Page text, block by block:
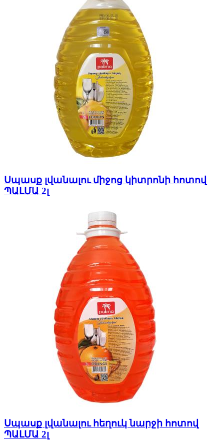
Սպասք լվանալու միջոց կիտրոնի հոտով
ՊԱԼՄԱ 2լ
Սպասք լվանալու հեղուկ նարջի հոտով
ՊԱԼՄԱ 2լ